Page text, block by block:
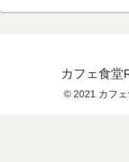
カフェ食堂
© 2021 カフェ